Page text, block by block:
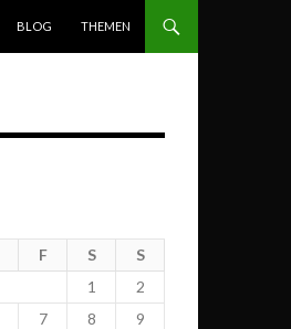
BLOG THEMEN
F S
S
1
2
7 8
9